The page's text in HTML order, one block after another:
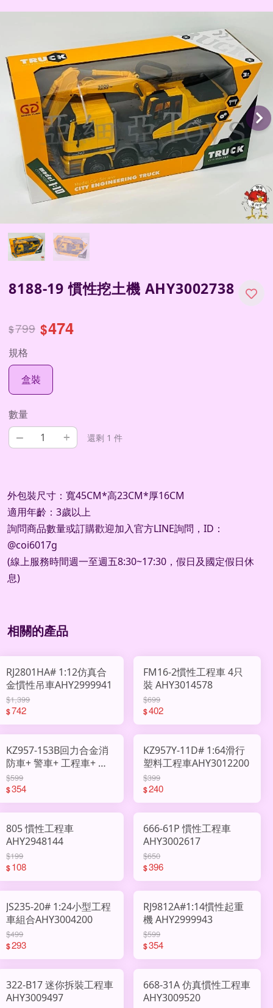
8188-19 慣性挖土機 AHY3002738
$799 $474
規格
盒裝
數量
– + 還剩 1 件
外包裝尺寸：寬45CM*高23CM*厚16CM
適用年齡：3歲以上
詢問商品數量或訂購歡迎加入官方LINE詢問， ID ：
@coi6017g
(線上服務時間週一至週五8:30~17:30 ，假日及國定假日休
息)
相關的產品
RJ2801HA# 1:12仿真合
金慣性吊車AHY2999941
$1,399
$742
FM16-2慣性工程車 4只
裝 AHY3014578
$699
$402
KZ957-153B回力合金消
防車+ 警車+ 工程車+ 軍
事車AHY3012212
$599
$354
KZ957Y-11D# 1:64滑行
塑料工程車AHY3012200
$399
$240
805 慣性工程車
AHY2948144
$199
$108
666-61P 慣性工程車
AHY3002617
$650
$396
JS235-20# 1:24小型工程
車組合AHY3004200
$499
$293
RJ9812A#1:14慣性起重
機 AHY2999943
$599
$354
322-B17 迷你拆裝工程車
AHY3009497
668-31A 仿真慣性工程車
AHY3009520